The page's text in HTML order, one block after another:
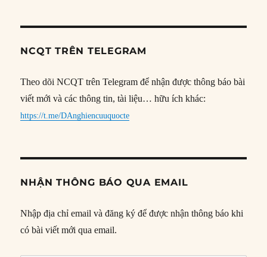
NCQT TRÊN TELEGRAM
Theo dõi NCQT trên Telegram để nhận được thông báo bài
viết mới và các thông tin, tài liệu… hữu ích khác:
https://t.me/DAnghiencuuquocte
NHẬN THÔNG BÁO QUA EMAIL
Nhập địa chỉ email và đăng ký để được nhận thông báo khi
có bài viết mới qua email.